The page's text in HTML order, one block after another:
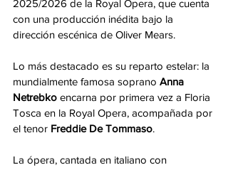
2025/2026 de la Royal Opera, que cuenta
con una producción inédita bajo la
dirección escénica de Oliver Mears.
Lo más destacado es su reparto estelar: la
mundialmente famosa soprano Anna
Netrebko encarna por primera vez a Floria
Tosca en la Royal Opera, acompañada por
el tenor Freddie De Tommaso.
La ópera, cantada en italiano con